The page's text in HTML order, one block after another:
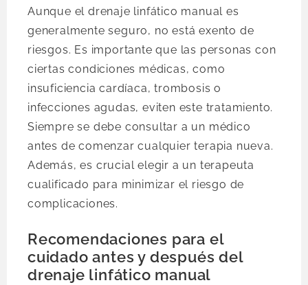
Aunque el drenaje linfático manual es
generalmente seguro, no está exento de
riesgos. Es importante que las personas con
ciertas condiciones médicas, como
insuficiencia cardíaca, trombosis o
infecciones agudas, eviten este tratamiento.
Siempre se debe consultar a un médico
antes de comenzar cualquier terapia nueva.
Además, es crucial elegir a un terapeuta
cualificado para minimizar el riesgo de
complicaciones.
Recomendaciones para el
cuidado antes y después del
drenaje linfático manual